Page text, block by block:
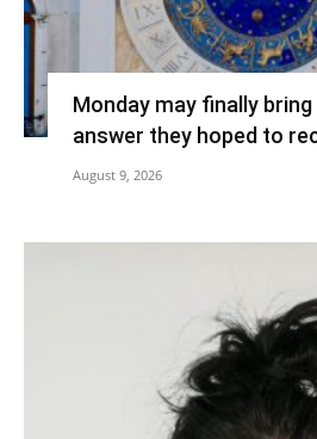
Monday may finally
answer they hoped to
August 9, 2026